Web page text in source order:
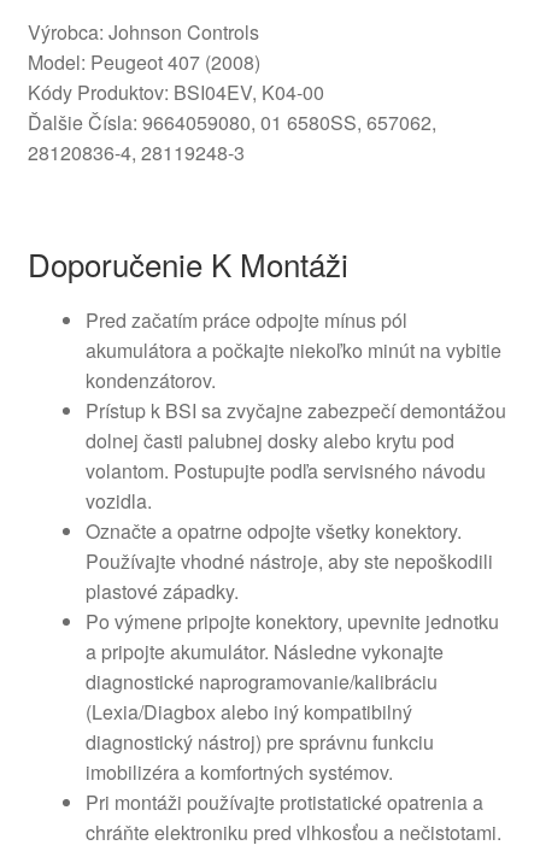
Výrobca: Johnson Controls
Model: Peugeot 407 (2008)
Kódy Produktov: BSI04EV, K04-00
Ďalšie Čísla: 9664059080, 01 6580SS, 657062,
28120836-4, 28119248-3
Doporučenie K Montáži
Pred začatím práce odpojte mínus pól
akumulátora a počkajte niekoľko minút na vybitie
kondenzátorov.
Prístup k BSI sa zvyčajne zabezpečí demontážou
dolnej časti palubnej dosky alebo krytu pod
volantom. Postupujte podľa servisného návodu
vozidla.
Označte a opatrne odpojte všetky konektory.
Používajte vhodné nástroje, aby ste nepoškodili
plastové západky.
Po výmene pripojte konektory, upevnite jednotku
a pripojte akumulátor. Následne vykonajte
diagnostické naprogramovanie/kalibráciu
(Lexia/Diagbox alebo iný kompatibilný
diagnostický nástroj) pre správnu funkciu
imobilizéra a komfortných systémov.
Pri montáži používajte protistatické opatrenia a
chráňte elektroniku pred vlhkosťou a nečistotami.